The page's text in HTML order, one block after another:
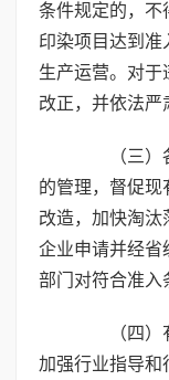
条件规定的，不
印染项目达到准
生产运营。对于
改正，并依法严
（三）各
的管理，督促现
改造，加快淘汰
企业申请并经省
部门对符合准入
（四）有
加强行业指导和